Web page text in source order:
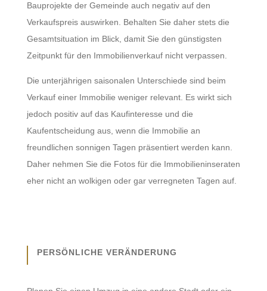
Bauprojekte der Gemeinde auch negativ auf den
Verkaufspreis auswirken. Behalten Sie daher stets die
Gesamtsituation im Blick, damit Sie den günstigsten
Zeitpunkt für den Immobilienverkauf nicht verpassen.
Die unterjährigen saisonalen Unterschiede sind beim
Verkauf einer Immobilie weniger relevant. Es wirkt sich
jedoch positiv auf das Kaufinteresse und die
Kaufentscheidung aus, wenn die Immobilie an
freundlichen sonnigen Tagen präsentiert werden kann.
Daher nehmen Sie die Fotos für die Immobilieninseraten
eher nicht an wolkigen oder gar verregneten Tagen auf.
PERSÖNLICHE VERÄNDERUNG